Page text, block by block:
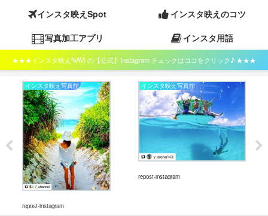
インスタ映えSpot
インスタ映えのコツ
写真加工アプリ
インスタ用語
★★★インスタ映えNAVI の【公式】Instagram チェックはココをクリック♪ ★★★
インスタ映え写真館
repost-instagram
インスタ映え写真館
repost-instagram